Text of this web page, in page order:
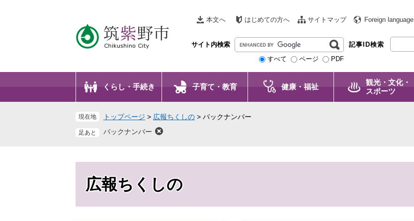
。
て
本文へ はじめての方へ サイトマップ Foreign language
サイト内検索
G
o
l
ス
索
すべて ページ PDF
記事ID検索
くらし・手続き 子育て・教育 健康・福祉
観光・文化・
スポーツ
現在地 トップページ > 広報ちくしの > バックナンバー
バックナンバー
広報ちくしの